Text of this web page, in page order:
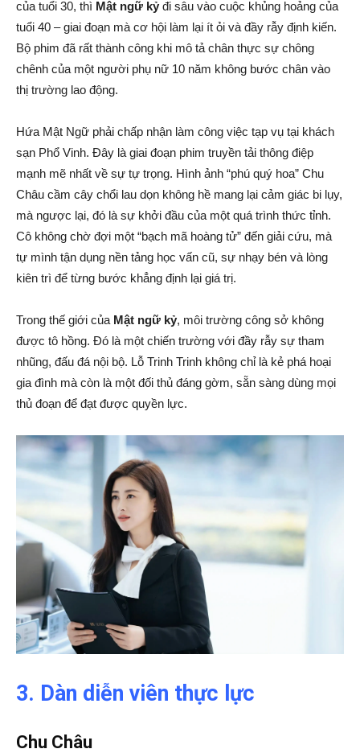
của tuổi 30, thì Mật ngữ kỷ đi sâu vào cuộc khủng hoảng của
tuổi 40 – giai đoạn mà cơ hội làm lại ít ỏi và đầy rẫy định kiến.
Bộ phim đã rất thành công khi mô tả chân thực sự chông
chênh của một người phụ nữ 10 năm không bước chân vào
thị trường lao động.
Hứa Mật Ngữ phải chấp nhận làm công việc tạp vụ tại khách
sạn Phổ Vinh. Đây là giai đoạn phim truyền tải thông điệp
mạnh mẽ nhất về sự tự trọng. Hình ảnh “phú quý hoa” Chu
Châu cầm cây chổi lau dọn không hề mang lại cảm giác bi lụy,
mà ngược lại, đó là sự khởi đầu của một quá trình thức tỉnh.
Cô không chờ đợi một “bạch mã hoàng tử” đến giải cứu, mà
tự mình tận dụng nền tảng học vấn cũ, sự nhạy bén và lòng
kiên trì để từng bước khẳng định lại giá trị.
Trong thế giới của Mật ngữ kỷ, môi trường công sở không
được tô hồng. Đó là một chiến trường với đầy rẫy sự tham
nhũng, đấu đá nội bộ. Lỗ Trinh Trinh không chỉ là kẻ phá hoại
gia đình mà còn là một đối thủ đáng gờm, sẵn sàng dùng mọi
thủ đoạn để đạt được quyền lực.
3. Dàn diễn viên thực lực
Chu Châu